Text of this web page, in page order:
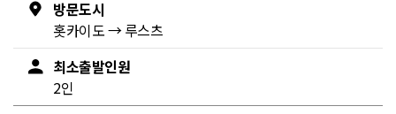
방문도시
홋카이도→루스츠
최소출발인원
2인